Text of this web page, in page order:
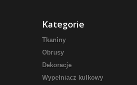
Kategorie
Tkaniny
Obrusy
Dekoracje
Wypełniacz kulkowy